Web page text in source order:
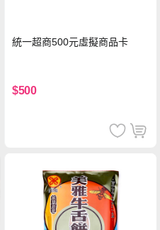
統一超商500元虛擬商品卡
$500